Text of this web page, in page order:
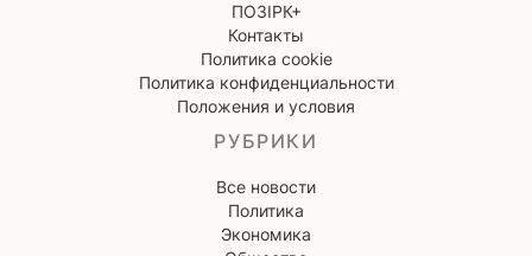
ПОЗІРК+
Контакты
Политика cookie
Политика конфиденциальности
Положения и условия
РУБРИКИ
Все новости
Политика
Экономика